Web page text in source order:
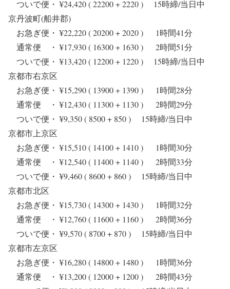
ついで便・ ¥24,420 ( 22200 + 2220 ) 15時締/当日中
京丹波町(船井郡)
お急ぎ便・ ¥22,220 ( 20200 + 2020 ) 1時間41分
通常便 ・ ¥17,930 ( 16300 + 1630 ) 2時間51分
ついで便・ ¥13,420 ( 12200 + 1220 ) 15時締/当日中
京都市右京区
お急ぎ便・ ¥15,290 ( 13900 + 1390 ) 1時間28分
通常便 ・ ¥12,430 ( 11300 + 1130 ) 2時間29分
ついで便・ ¥9,350 ( 8500 + 850 ) 15時締/当日中
京都市上京区
お急ぎ便・ ¥15,510 ( 14100 + 1410 ) 1時間30分
通常便 ・ ¥12,540 ( 11400 + 1140 ) 2時間33分
ついで便・ ¥9,460 ( 8600 + 860 ) 15時締/当日中
京都市北区
お急ぎ便・ ¥15,730 ( 14300 + 1430 ) 1時間32分
通常便 ・ ¥12,760 ( 11600 + 1160 ) 2時間36分
ついで便・ ¥9,570 ( 8700 + 870 ) 15時締/当日中
京都市左京区
お急ぎ便・ ¥16,280 ( 14800 + 1480 ) 1時間36分
通常便 ・ ¥13,200 ( 12000 + 1200 ) 2時間43分